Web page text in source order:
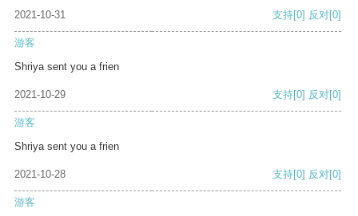
2021-10-31 支持[0] 反对[0]
游客
Shriya sent you a frien
2021-10-29 支持[0] 反对[0]
游客
Shriya sent you a frien
2021-10-28 支持[0] 反对[0]
游客